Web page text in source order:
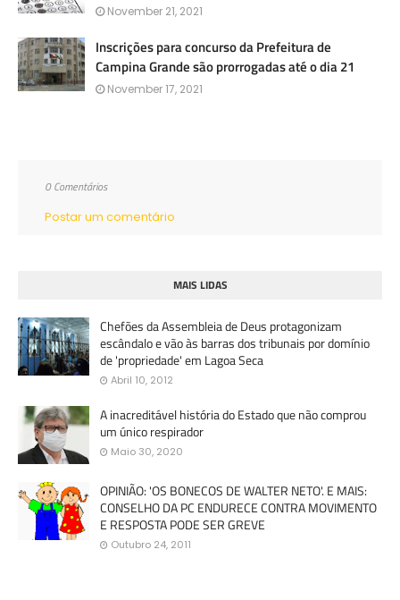
November 21, 2021
Inscrições para concurso da Prefeitura de
Campina Grande são prorrogadas até o dia 21
November 17, 2021
0 Comentários
Postar um comentário
MAIS LIDAS
Chefões da Assembleia de Deus protagonizam
escândalo e vão às barras dos tribunais por domínio
de 'propriedade' em Lagoa Seca
Abril 10, 2012
A inacreditável história do Estado que não comprou
um único respirador
Maio 30, 2020
OPINIÃO: 'OS BONECOS DE WALTER NETO'. E MAIS:
CONSELHO DA PC ENDURECE CONTRA MOVIMENTO
E RESPOSTA PODE SER GREVE
Outubro 24, 2011